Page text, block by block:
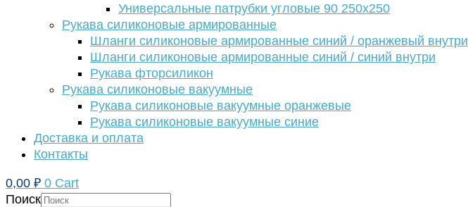
Универсальные патрубки угловые 90 250х250
Рукава силиконовые армированные
Шланги силиконовые армированные синий / оранжевый внутри
Шланги силиконовые армированные синий / синий внутри
Рукава фторсиликон
Рукава силиконовые вакуумные
Рукава силиконовые вакуумные оранжевые
Рукава силиконовые вакуумные синие
Доставка и оплата
Контакты
0,00 ₽ 0 Cart
Поиск